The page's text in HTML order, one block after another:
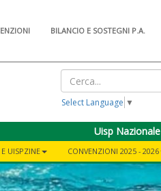
BILANCIO E SOSTEGNI P.A.
Select Language ▼
Uisp Nazionale
E UISPZINE CONVENZIONI 2025 - 2026